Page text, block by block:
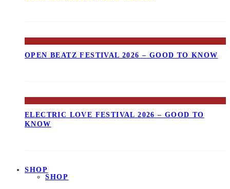
OPEN BEATZ FESTIVAL 2026 – GOOD TO KNOW
ELECTRIC LOVE FESTIVAL 2026 – GOOD TO
KNOW
SHOP
SHOP